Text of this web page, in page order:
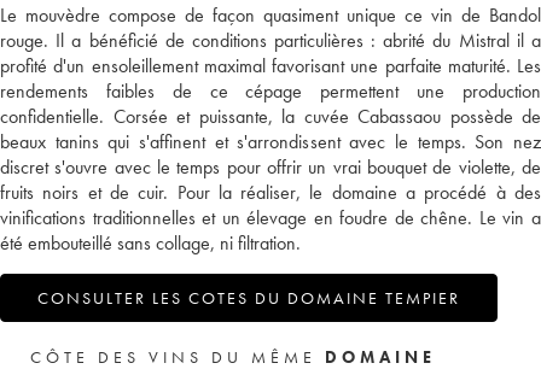
Le mouvèdre compose de façon quasiment unique ce vin de Bandol
rouge. Il a bénéficié de conditions particulières : abrité du Mistral il a
profité d'un ensoleillement maximal favorisant une parfaite maturité. Les
rendements faibles de ce cépage permettent une production
confidentielle. Corsée et puissante, la cuvée Cabassaou possède de
beaux tanins qui s'affinent et s'arrondissent avec le temps. Son nez
discret s'ouvre avec le temps pour offrir un vrai bouquet de violette, de
fruits noirs et de cuir. Pour la réaliser, le domaine a procédé à des
vinifications traditionnelles et un élevage en foudre de chêne. Le vin a
été embouteillé sans collage, ni filtration.
CONSULTER LES COTES DU DOMAINE TEMPIER
CÔTE DES VINS DU MÊME DOMAINE